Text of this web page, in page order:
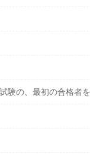
験の、最初の合格者